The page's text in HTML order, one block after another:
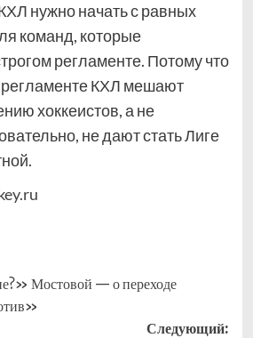
нужно начать с равных
команд, которые
регламенте. Потому что
регламенте КХЛ мешают
хоккеистов, а не
не дают стать Лиге
Мостовой — о переходе
Следующий: